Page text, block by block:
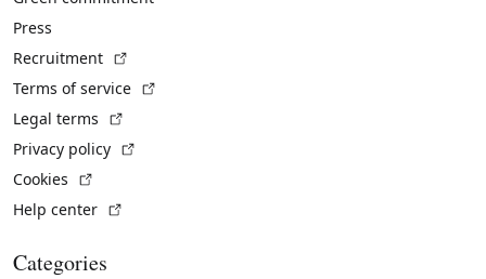
Press
Recruitment
Terms of service
Legal terms
Privacy policy
Cookies
Help center
Categories